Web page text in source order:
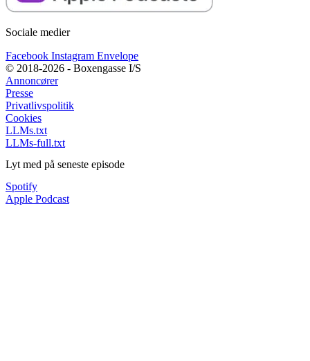
Sociale medier
Facebook Instagram Envelope
© 2018-2026 - Boxengasse I/S
Annoncører
Presse
Privatlivspolitik
Cookies
LLMs.txt
LLMs-full.txt
Lyt med på seneste episode
Spotify
Apple Podcast